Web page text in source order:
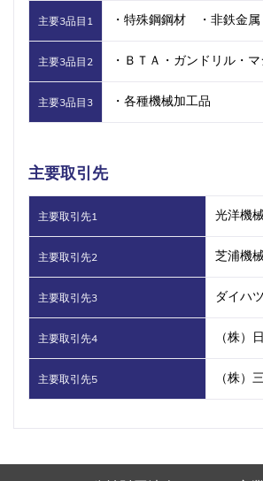
主要3品目1 ・特殊鋼鋼材 ・非鉄金属
主要3品目2 ・ＢＴＡ・ガンドリル・
主要3品目3 ・各種機械加工品
主要取引先
主要取引先1 光洋機
主要取引先2 芝浦機
主要取引先3 ダイハ
主要取引先4 （株）
主要取引先5 （株）